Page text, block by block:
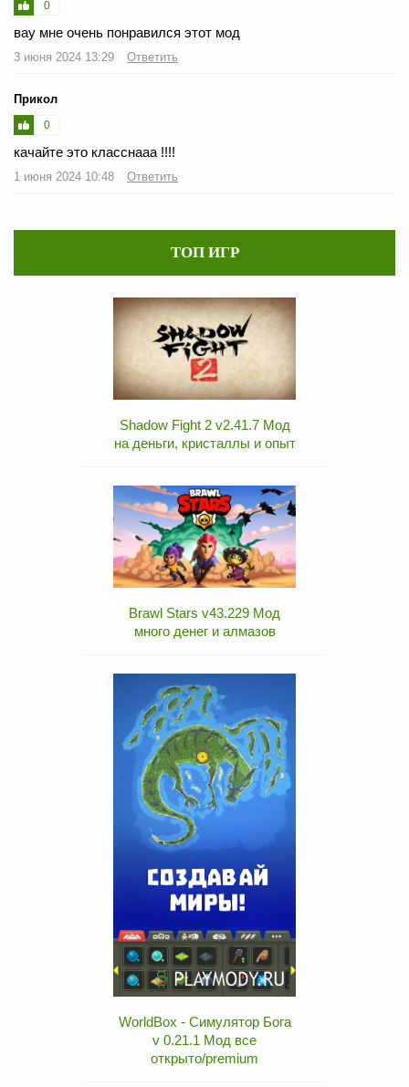
0
вау мне очень понравился этот мод
3 июня 2024 13:29 Ответить
Прикол
0
качайте это класснааа !!!!
1 июня 2024 10:48 Ответить
ТОП ИГР
Shadow Fight 2 v2.41.7 Мод
на деньги, кристаллы и опыт
Brawl Stars v43.229 Мод
много денег и алмазов
WorldBox - Симулятор Бога
v 0.21.1 Мод все
открыто/premium